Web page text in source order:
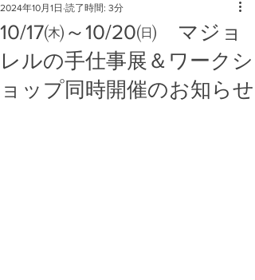
10/17㈭～10/20㈰ マジョ
レルの手仕事展＆ワークシ
ョップ同時開催のお知らせ
2024年10月1日 読了時間: 3分